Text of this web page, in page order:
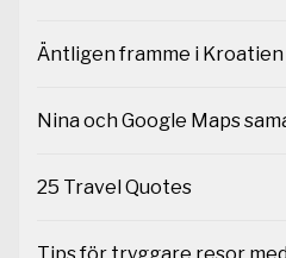
Äntligen framme i Kroatien
Nina och Google Maps
25 Travel Quotes